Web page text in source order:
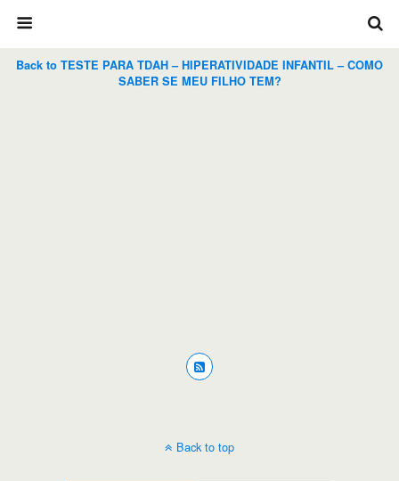
Back to TESTE PARA TDAH – HIPERATIVIDADE INFANTIL – COMO
SABER SE MEU FILHO TEM?
Back to top